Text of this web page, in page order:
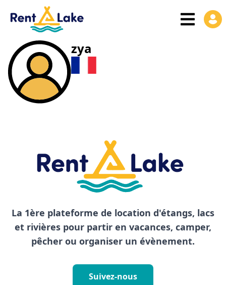
zya
La 1ère plateforme de location d'étangs, lacs
et rivières pour partir en vacances, camper,
pêcher ou organiser un évènement.
Suivez-nous